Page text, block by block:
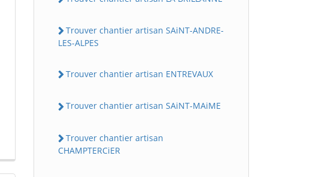
Trouver chantier artisan SAiNT-ANDRE-
LES-ALPES
Trouver chantier artisan ENTREVAUX
Trouver chantier artisan SAiNT-MAiME
Trouver chantier artisan
CHAMPTERCiER